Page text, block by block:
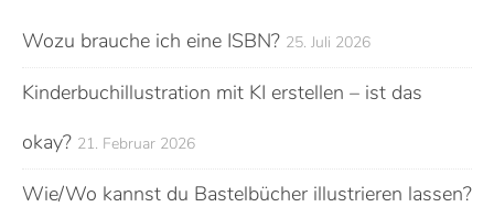
Wozu brauche ich eine ISBN? 25. Juli 2026
Kinderbuchillustration mit KI erstellen – ist das
okay? 21. Februar 2026
Wie/Wo kannst du Bastelbücher illustrieren lassen?